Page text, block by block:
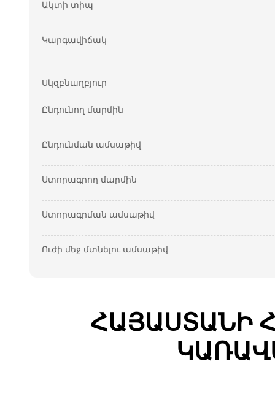
Ակտի տիպ
Կարգավիճակ
Սկզբնաղբյուր
Ընդունող մարմին
Ընդունման ամսաթիվ
Ստորագրող մարմին
Ստորագրման ամսաթիվ
Ուժի մեջ մտնելու ամսաթիվ
ՀԱՅԱՍՏԱՆԻ